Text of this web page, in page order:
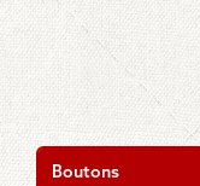
Boutons